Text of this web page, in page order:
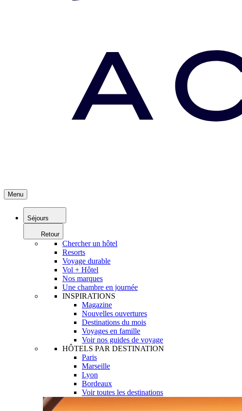
Menu
Séjours
Retour
Chercher un hôtel
Resorts
Voyage durable
Vol + Hôtel
Nos marques
Une chambre en journée
INSPIRATIONS
Magazine
Nouvelles ouvertures
Destinations du mois
Voyages en famille
Voir nos guides de voyage
HÔTELS PAR DESTINATION
Paris
Marseille
Lyon
Bordeaux
Voir toutes les destinations